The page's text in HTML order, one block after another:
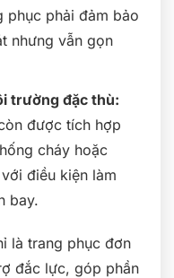
phục phải đảm bảo
nhưng vẫn gọn
trường đặc thù:
được tích hợp
cháy hoặc
điều kiện làm
bay.
là trang phục đơn
đắc lực, góp phần